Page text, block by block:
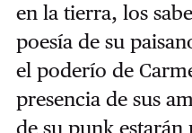
en la tierra, los
poesía de su
el poderío de
presencia de sus
de su punk estarán